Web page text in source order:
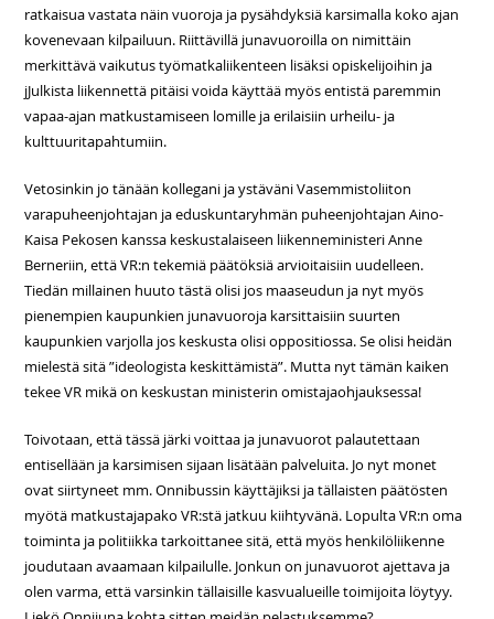
ratkaisua vastata näin vuoroja ja pysähdyksiä karsimalla koko ajan
kovenevaan kilpailuun. Riittävillä junavuoroilla on nimittäin
merkittävä vaikutus työmatkaliikenteen lisäksi opiskelijoihin ja
jJulkista liikennettä pitäisi voida käyttää myös entistä paremmin
vapaa-ajan matkustamiseen lomille ja erilaisiin urheilu- ja
kulttuuritapahtumiin.
Vetosinkin jo tänään kollegani ja ystäväni Vasemmistoliiton
varapuheenjohtajan ja eduskuntaryhmän puheenjohtajan Aino-
Kaisa Pekosen kanssa keskustalaiseen liikenneministeri Anne
Berneriin, että VR:n tekemiä päätöksiä arvioitaisiin uudelleen.
Tiedän millainen huuto tästä olisi jos maaseudun ja nyt myös
pienempien kaupunkien junavuoroja karsittaisiin suurten
kaupunkien varjolla jos keskusta olisi oppositiossa. Se olisi heidän
mielestä sitä ”ideologista keskittämistä”. Mutta nyt tämän kaiken
tekee VR mikä on keskustan ministerin omistajaohjauksessa!
Toivotaan, että tässä järki voittaa ja junavuorot palautettaan
entisellään ja karsimisen sijaan lisätään palveluita. Jo nyt monet
ovat siirtyneet mm. Onnibussin käyttäjiksi ja tällaisten päätösten
myötä matkustajapako VR:stä jatkuu kiihtyvänä. Lopulta VR:n oma
toiminta ja politiikka tarkoittanee sitä, että myös henkilöliikenne
joudutaan avaamaan kilpailulle. Jonkun on junavuorot ajettava ja
olen varma, että varsinkin tällaisille kasvualueille toimijoita löytyy.